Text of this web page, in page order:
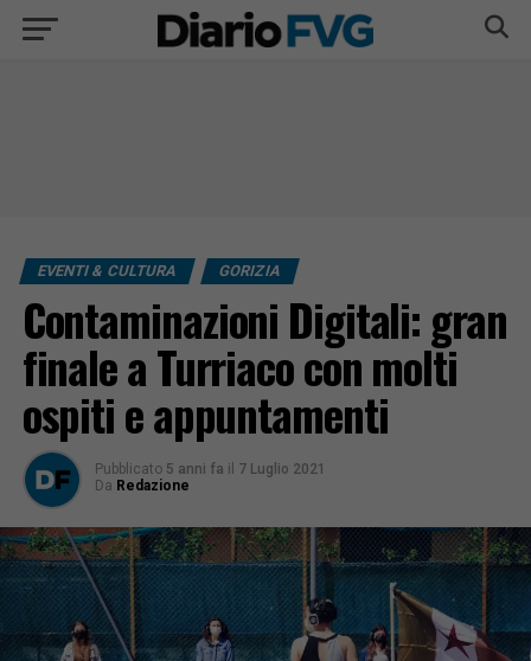
EVENTI & CULTURA GORIZIA
Contaminazioni Digitali: gran
finale a Turriaco con molti
ospiti e appuntamenti
Pubblicato 5 anni fa il 7 Luglio 2021
Da Redazione